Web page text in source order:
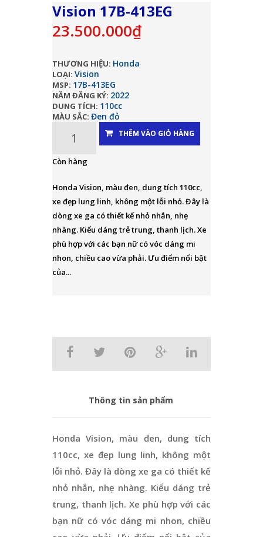
Vision 17B-413EG
23.500.000₫
THƯƠNG HIỆU: Honda
LOẠI: Vision
MSP: 17B-413EG
NĂM ĐĂNG KÝ: 2022
DUNG TÍCH: 110cc
MÀU SẮC: Đen đỏ
THÊM VÀO GIỎ HÀNG
Còn hàng
Honda Vision, màu đen, dung tích 110cc,
xe đẹp lung linh, không một lỗi nhỏ. Đây là
dòng xe ga có thiết kế nhỏ nhắn, nhẹ
nhàng. Kiểu dáng trẻ trung, thanh lịch. Xe
phù hợp với các bạn nữ có vóc dáng mi
nhon, chiều cao vừa phải. Ưu điểm nổi bật
của...
Thông tin sản phẩm
Honda Vision, màu đen, dung tích
110cc, xe đẹp lung linh, không một
lỗi nhỏ. Đây là dòng xe ga có thiết kế
nhỏ nhắn, nhẹ nhàng. Kiểu dáng trẻ
trung, thanh lịch. Xe phù hợp với các
bạn nữ có vóc dáng mi nhon, chiều